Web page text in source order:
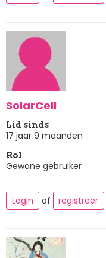
SolarCell
Lid sinds
17 jaar 9 maanden
Rol
Gewone gebruiker
Login of registreer